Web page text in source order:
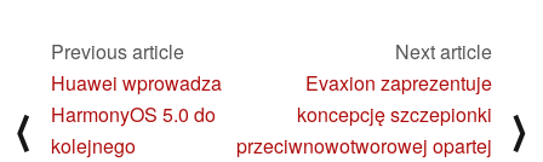
⟨
Previous article
Huawei wprowadza
HarmonyOS 5.0 do
kolejnego
Next article
Evaxion zaprezentuje
koncepcję szczepionki
przeciwnowotworowej opartej
⟩